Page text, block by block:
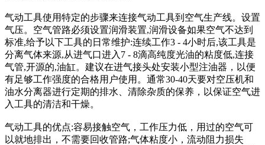
气动工具使用特定的步骤来连接气动工具到空气生产线。设置
气压。空气管路必须设置润滑装置,润滑设备如果空气不达到
标准,给予以下工具的日常维护:连续工作3 - 4小时后,该工具是
分离气体来源,从进气口进入7 - 8滴高纯度光油的粘度低,连接
气管,开源的,油缸。建议在进气接头处安装小型注油器，以便
有足够工作强度的合格用户使用。通常30-40天要对空压机和
油水分离器进行定期的排水、清除杂质的保养，以保证空气进
入工具的清洁和干燥。
气动工具的优点:容易接触空气，工作压力低，用过的空气可
以就地排出，不需要回收管路;气体粘度小，流动阻力损失